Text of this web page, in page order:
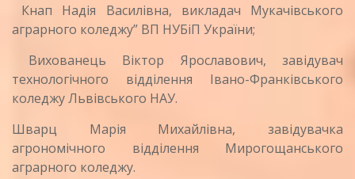
Кнап Надія Василівна, викладач Мукачівського
аграрного коледжу” ВП НУБіП України;
Вихованець Віктор Ярославович, завідувач
технологічного відділення Івано-Франківського
коледжу Львівського НАУ.
Шварц Марія Михайлівна, завідувачка
агрономічного відділення Мирогощанського
аграрного коледжу.